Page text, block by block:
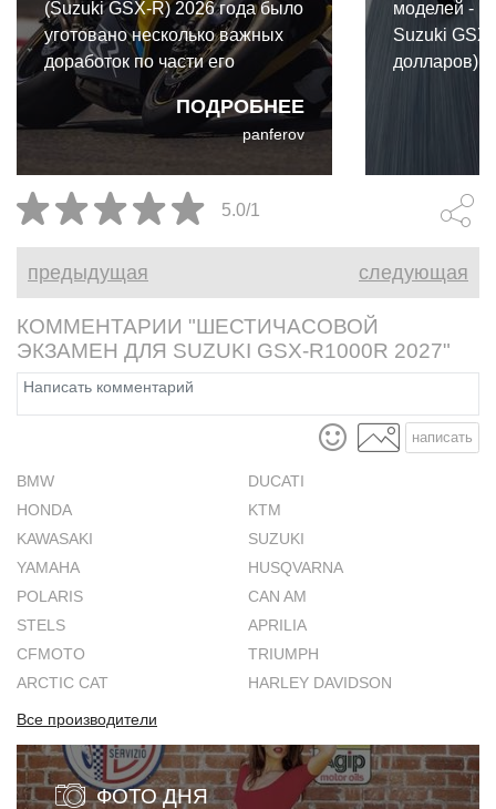
ПОДРОБНЕЕ
(Suzuki GSX-R) 2026 года было
уготовано несколько важных
доработок по части его
четырёхцилиндрового рядника
panferov
моделей -
Suzuki
долларов)
с самого
5.0/1
предыдущая следующая
КОММЕНТАРИИ "ШЕСТИЧАСОВОЙ
ЭКЗАМЕН ДЛЯ SUZUKI GSX-R1000R 2027"
написать
BMW
DUCATI
HONDA
KTM
KAWASAKI
SUZUKI
YAMAHA
HUSQVARNA
POLARIS
CAN AM
STELS
APRILIA
CFMOTO
TRIUMPH
ARCTIC CAT
HARLEY DAVIDSON
Все производители
ФОТО ДНЯ